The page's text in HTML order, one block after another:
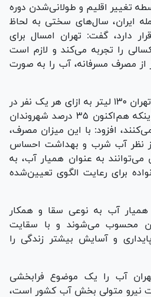
تغییر اقلیم و طولانی‌شدن دوره
ایران، سال‌های سختی به لحاظ
دارد، گفت: تهران امسال برای
را تجربه می‌کند و لازم است
از مصرف مسرفانه، آب را به صورت
وی الگوی مصرف آب را در تهران ۱۳۰ لیتر به ازای هر یک نفر در
شبانه‌روز خواند و با بیان اینکه هم‌اکنون ۳۵ درصد شهروندان
افزود: با این میزان مصرف،
نظر آب شرب و بهداشت احساس
می‌توانند به عنوان همیار آب، به
برای رعایت الگوی تعیین‌شده
همیار آب به نوعی سقا و همکار
محسوب می‌شوند و با سقایت
و آسایش بیشتر زندگی را
آب را یک موضوع فرابخشی
نیرو متولی بخش آب کشور است،